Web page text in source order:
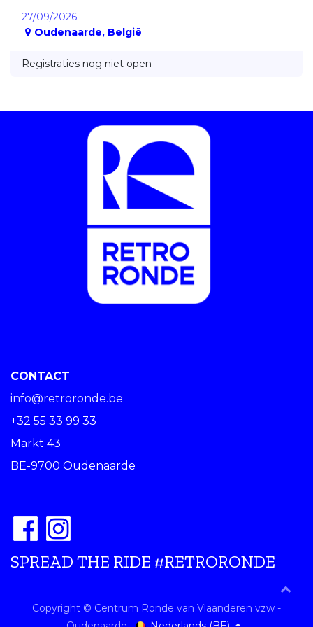
27/09/2026
Oudenaarde, België
Registraties nog niet open
CONTACT
info@retroronde.be
+32 55 33 99 33
Markt 43
BE-9700 Oudenaarde
SPREAD THE RIDE #RETRORONDE
Copyright © Centrum Ronde van Vlaanderen vzw -